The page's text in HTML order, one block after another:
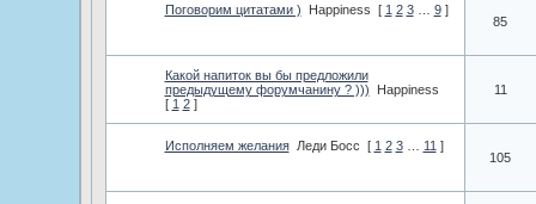
Поговорим цитатами ) Happiness [ 1 2 3 9 ]
85
Какой напиток вы бы предложили
предыдущему форумчанину ? )))
Happiness
[ 1 2 ]
11
Исполняем желания Леди Босс [ 1 2 3 11 ]
105